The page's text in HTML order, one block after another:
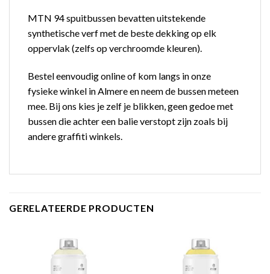
MTN 94 spuitbussen bevatten uitstekende
synthetische verf met de beste dekking op elk
oppervlak (zelfs op verchroomde kleuren).
Bestel eenvoudig online of kom langs in onze
fysieke winkel in Almere en neem de bussen meteen
mee. Bij ons kies je zelf je blikken, geen gedoe met
bussen die achter een balie verstopt zijn zoals bij
andere graffiti winkels.
GERELATEERDE PRODUCTEN